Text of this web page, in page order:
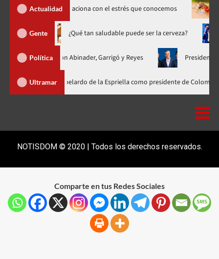
Actualidad
y cómo se relaciona con el estrés que conocemos Dengue
Gente
hasta 20 de agosto ¿Qué tan saludable puede ser la
Política
con Abinader, Garrigó y Reyes Presidente
Ultramar
participa en la investidura de Abelardo de la Espriella como
NOTISDOM © 2020 | Todos los derechos reservados.
Comparte en tus Redes Sociales